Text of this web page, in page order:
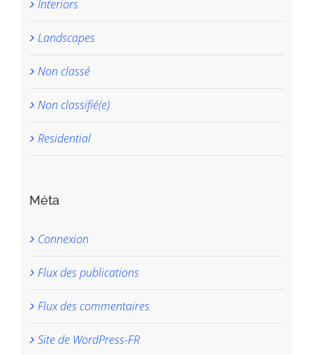
Interiors
Landscapes
Non classé
Non classifié(e)
Residential
Méta
Connexion
Flux des publications
Flux des commentaires
Site de WordPress-FR